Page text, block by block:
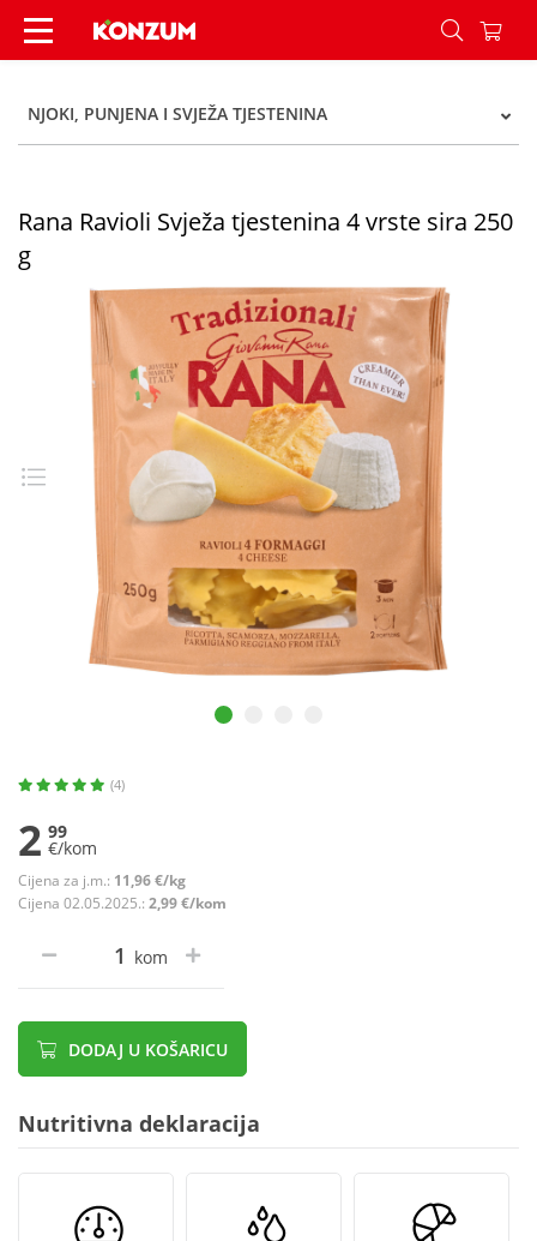
Rana Ravioli Svježa tjestenina 4 vrste sira 250 g
NJOKI, PUNJENA I SVJEŽA TJESTENINA
Rana Ravioli Svježa tjestenina 4 vrste sira 250
g
(4)
2 99
€/kom
Cijena za j.m.: 11,96 €/kg
Cijena 02.05.2025.: 2,99 €/kom
kom
DODAJ U KOŠARICU
Nutritivna deklaracija